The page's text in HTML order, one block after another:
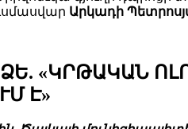
Արկադի
«ԿՐԹԱԿԱՆ
Է»